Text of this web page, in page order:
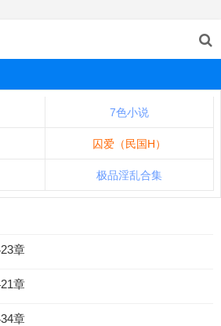
7色小说
囚爱（民国H）
极品淫乱合集
章
章
章